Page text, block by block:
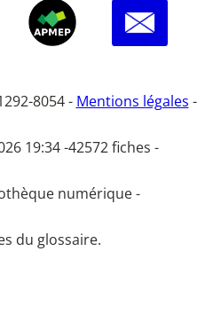
8054 - Mentions légales -
19:34 -42572 fiches -
numérique -
du glossaire.